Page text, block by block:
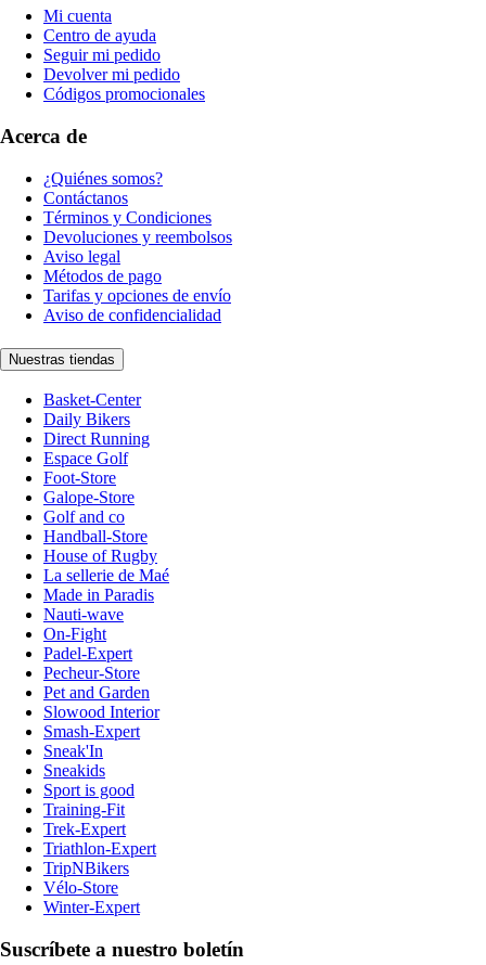
Mi cuenta
Centro de ayuda
Seguir mi pedido
Devolver mi pedido
Códigos promocionales
Acerca de
¿Quiénes somos?
Contáctanos
Términos y Condiciones
Devoluciones y reembolsos
Aviso legal
Métodos de pago
Tarifas y opciones de envío
Aviso de confidencialidad
Nuestras tiendas
Basket-Center
Daily Bikers
Direct Running
Espace Golf
Foot-Store
Galope-Store
Golf and co
Handball-Store
House of Rugby
La sellerie de Maé
Made in Paradis
Nauti-wave
On-Fight
Padel-Expert
Pecheur-Store
Pet and Garden
Slowood Interior
Smash-Expert
Sneak'In
Sneakids
Sport is good
Training-Fit
Trek-Expert
Triathlon-Expert
TripNBikers
Vélo-Store
Winter-Expert
Suscríbete a nuestro boletín